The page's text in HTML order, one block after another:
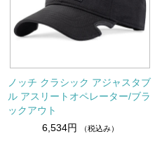
ノッチ クラシック アジャスタブ
ル アスリートオペレーター/ブラ
ックアウト
6,534円
（税込み）